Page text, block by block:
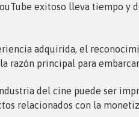
exitoso lleva tiempo y
adquirida, el
razón principal para
del cine puede ser
relacionados con la